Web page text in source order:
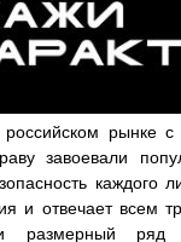
рынке с
завоевали
каждого
и отвечает всем
размерный ряд